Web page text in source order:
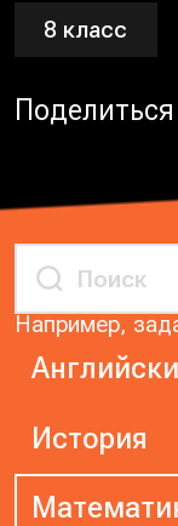
8 класс
Например,
История